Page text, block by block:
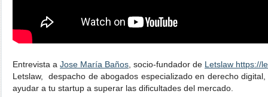
Entrevista a Jose María Baños , socio-fundador de Letslaw https://
Letslaw, despacho de abogados especializado en derecho
ayudar a tu startup a superar las dificultades del mercado.